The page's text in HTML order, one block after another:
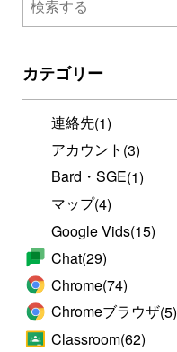
カテゴリー
連絡先(1)
アカウント (3)
Bard・SGE(1)
マップ(4)
Google Vids(15)
Chat(29)
Chrome(74)
Chromeブラウザ(5)
Classroom(62)